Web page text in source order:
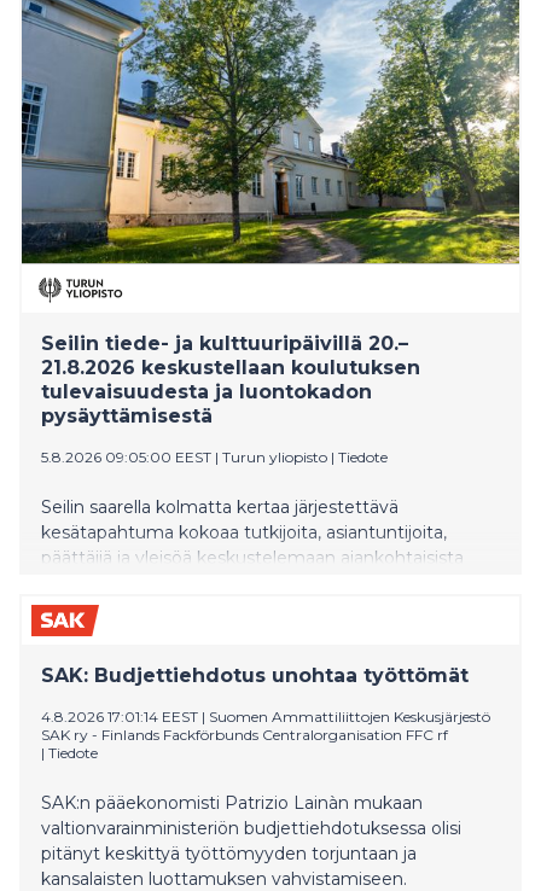
Seilin tiede- ja kulttuuripäivillä 20.–
21.8.2026 keskustellaan koulutuksen
tulevaisuudesta ja luontokadon
pysäyttämisestä
5.8.2026 09:05:00 EEST | Turun yliopisto | Tiedote
Seilin saarella kolmatta kertaa järjestettävä
kesätapahtuma kokoaa tutkijoita, asiantuntijoita,
päättäjiä ja yleisöä keskustelemaan ajankohtaisista
tervetulleita kaikki tieteestä ja Saaristomerestä
kiinnostuneet.
SAK: Budjettiehdotus unohtaa työttömät
4.8.2026 17:01:14 EEST | Suomen Ammattiliittojen Keskusjärjestö
SAK ry - Finlands Fackförbunds Centralorganisation FFC rf
| Tiedote
SAK:n pääekonomisti Patrizio Lainàn mukaan
valtionvarainministeriön budjettiehdotuksessa olisi
pitänyt keskittyä työttömyyden torjuntaan ja
kansalaisten luottamuksen vahvistamiseen.